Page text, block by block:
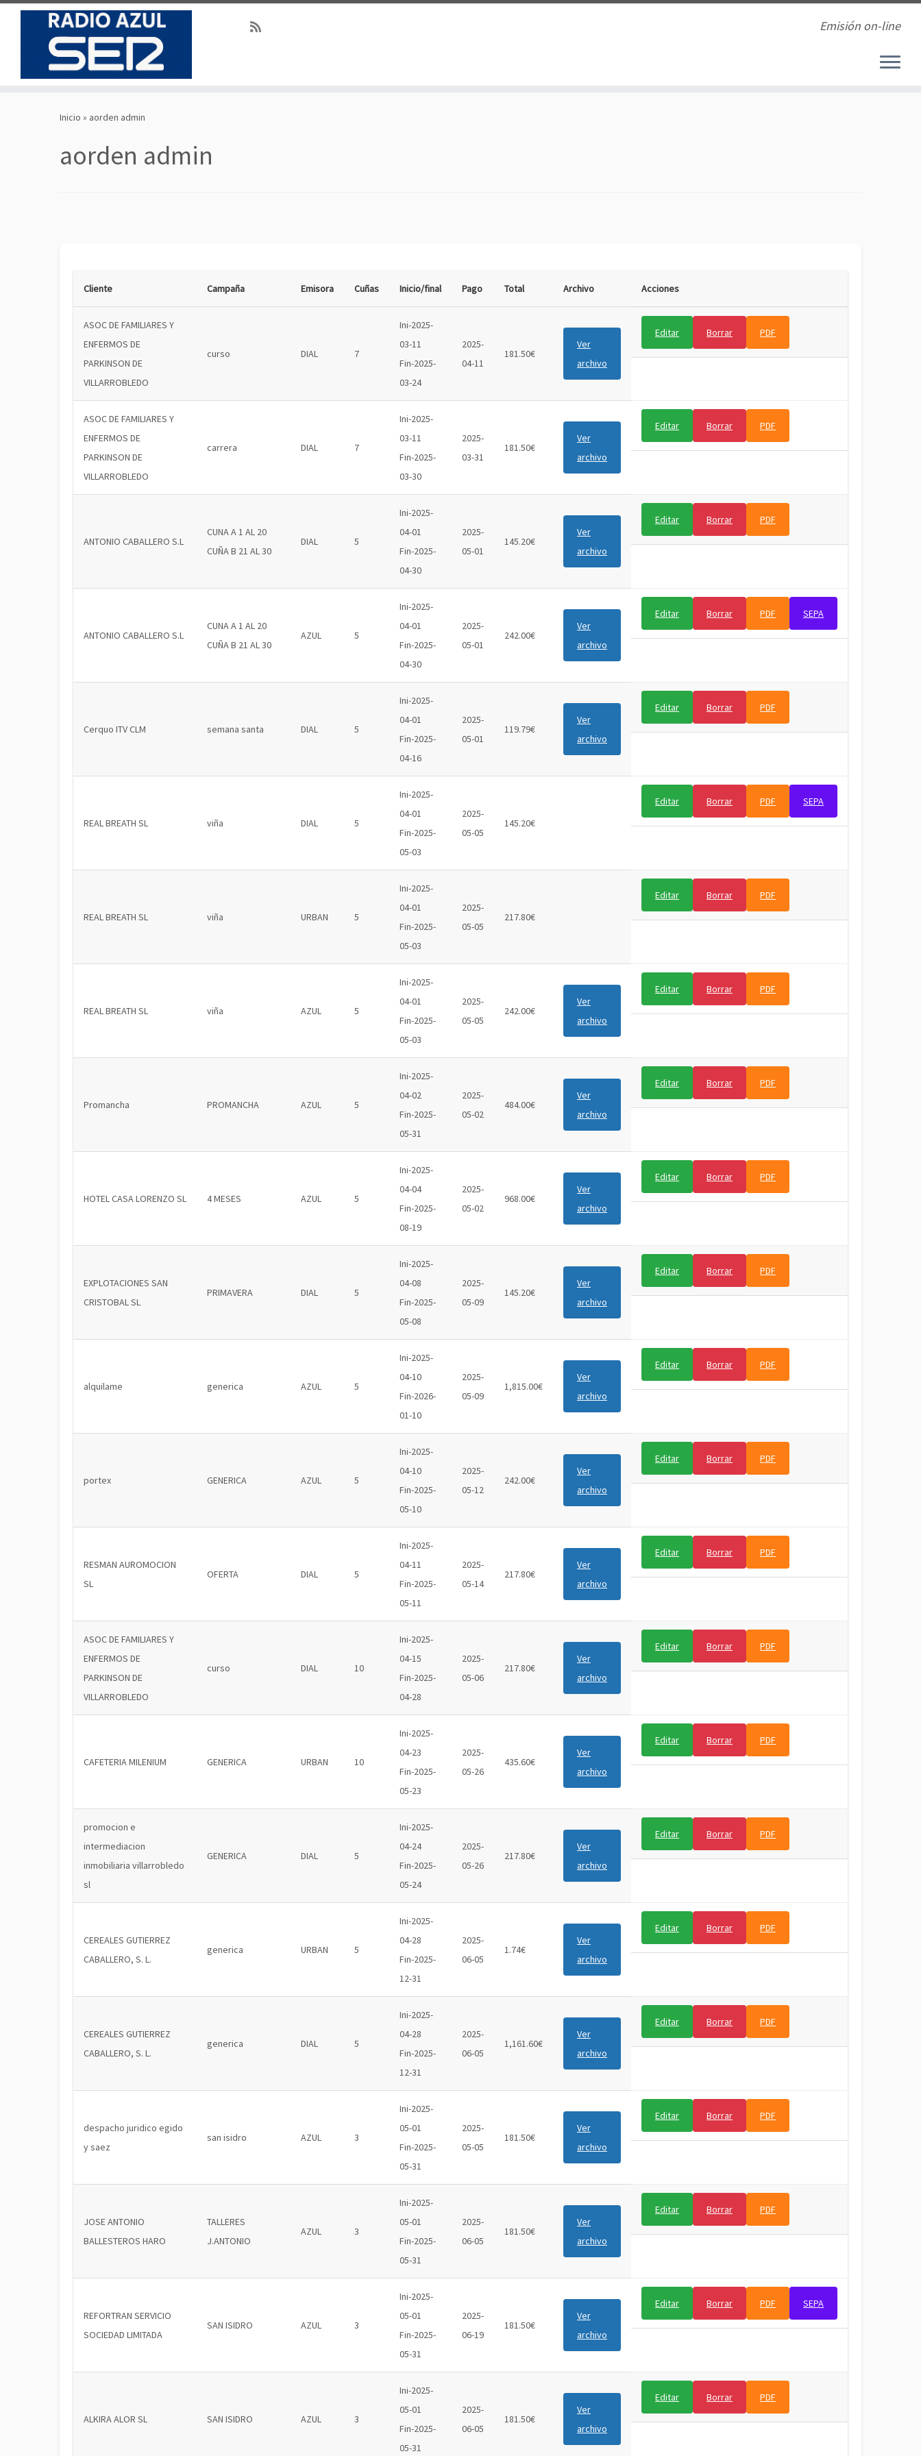
Emisión on-line
Inicio » aorden admin
aorden admin
Cliente Campaña Emisora Cuñas Inicio/final Pago Total Archivo Acciones
ASOC DE FAMILIARES Y
ENFERMOS DE
PARKINSON DE
VILLARROBLEDO
curso DIAL 7
Ini-2025-
03-11
Fin-2025-
03-24
2025-
04-11
181.50€
Ver
archivo
Editar Borrar PDF
ASOC DE FAMILIARES Y
ENFERMOS DE
PARKINSON DE
VILLARROBLEDO
carrera DIAL 7
Ini-2025-
03-11
Fin-2025-
03-30
2025-
03-31
181.50€
Ver
archivo
Editar Borrar PDF
ANTONIO CABALLERO S.L
CUNA A 1 AL 20
CUÑA B 21 AL 30
DIAL 5
Ini-2025-
04-01
Fin-2025-
04-30
2025-
05-01
145.20€
Ver
archivo
Editar Borrar PDF
ANTONIO CABALLERO S.L
CUNA A 1 AL 20
CUÑA B 21 AL 30
AZUL 5
Ini-2025-
04-01
Fin-2025-
04-30
2025-
05-01
242.00€
Ver
archivo
Editar Borrar PDF SEPA
Cerquo ITV CLM semana santa DIAL 5
Ini-2025-
04-01
Fin-2025-
04-16
2025-
05-01
119.79€
Ver
archivo
Editar Borrar PDF
REAL BREATH SL viña DIAL 5
Ini-2025-
04-01
Fin-2025-
05-03
2025-
05-05
145.20€
Editar Borrar PDF SEPA
REAL BREATH SL viña URBAN 5
Ini-2025-
04-01
Fin-2025-
05-03
2025-
05-05
217.80€
Editar Borrar PDF
REAL BREATH SL viña AZUL 5
Ini-2025-
04-01
Fin-2025-
05-03
2025-
05-05
242.00€
Ver
archivo
Editar Borrar PDF
Promancha PROMANCHA AZUL 5
Ini-2025-
04-02
Fin-2025-
05-31
2025-
05-02
484.00€
Ver
archivo
Editar Borrar PDF
HOTEL CASA LORENZO SL 4 MESES AZUL 5
Ini-2025-
04-04
Fin-2025-
08-19
2025-
05-02
968.00€
Ver
archivo
Editar Borrar PDF
EXPLOTACIONES SAN
CRISTOBAL SL
PRIMAVERA DIAL 5
Ini-2025-
04-08
Fin-2025-
05-08
2025-
05-09
145.20€
Ver
archivo
Editar Borrar PDF
alquilame generica AZUL 5
Ini-2025-
04-10
Fin-2026-
01-10
2025-
05-09
1,815.00€
Ver
archivo
Editar Borrar PDF
portex GENERICA AZUL 5
Ini-2025-
04-10
Fin-2025-
05-10
2025-
05-12
242.00€
Ver
archivo
Editar Borrar PDF
RESMAN AUROMOCION
SL
OFERTA DIAL 5
Ini-2025-
04-11
Fin-2025-
05-11
2025-
05-14
217.80€
Ver
archivo
Editar Borrar PDF
ASOC DE FAMILIARES Y
ENFERMOS DE
PARKINSON DE
VILLARROBLEDO
curso DIAL 10
Ini-2025-
04-15
Fin-2025-
04-28
2025-
05-06
217.80€
Ver
archivo
Editar Borrar PDF
CAFETERIA MILENIUM GENERICA URBAN 10
Ini-2025-
04-23
Fin-2025-
05-23
2025-
05-26
435.60€
Ver
archivo
Editar Borrar PDF
promocion e
intermediacion
inmobiliaria villarrobledo
sl
GENERICA DIAL 5
Ini-2025-
04-24
Fin-2025-
05-24
2025-
05-26
217.80€
Ver
archivo
Editar Borrar PDF
CEREALES GUTIERREZ
CABALLERO, S. L.
generica URBAN 5
Ini-2025-
04-28
Fin-2025-
12-31
2025-
06-05
1.74€
Ver
archivo
Editar Borrar PDF
CEREALES GUTIERREZ
CABALLERO, S. L.
generica DIAL 5
Ini-2025-
04-28
Fin-2025-
12-31
2025-
06-05
1,161.60€
Ver
archivo
Editar Borrar PDF
despacho juridico egido
y saez
san isidro AZUL 3
Ini-2025-
05-01
Fin-2025-
05-31
2025-
05-05
181.50€
Ver
archivo
Editar Borrar PDF
JOSE ANTONIO
BALLESTEROS HARO
TALLERES
J.ANTONIO
AZUL 3
Ini-2025-
05-01
Fin-2025-
05-31
2025-
06-05
181.50€
Ver
archivo
Editar Borrar PDF
REFORTRAN SERVICIO
SOCIEDAD LIMITADA
SAN ISIDRO AZUL 3
Ini-2025-
05-01
Fin-2025-
05-31
2025-
06-19
181.50€
Ver
archivo
Editar Borrar PDF SEPA
ALKIRA ALOR SL SAN ISIDRO AZUL 3
Ini-2025-
05-01
Fin-2025-
05-31
2025-
06-05
181.50€
Ver
archivo
Editar Borrar PDF